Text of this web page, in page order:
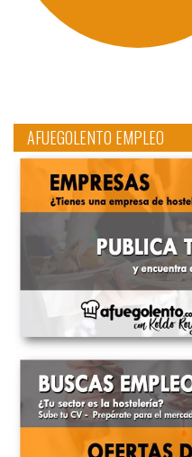
AFUEGOLENTO EMPLEO